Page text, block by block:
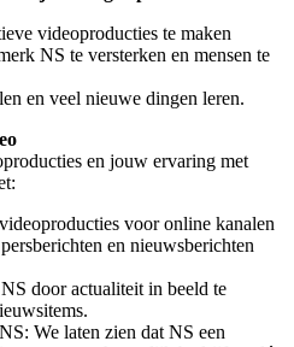
videoproducties te maken
NS te versterken en mensen te
en veel nieuwe dingen leren.
en jouw ervaring met
voor online kanalen
en nieuwsberichten
door actualiteit in beeld te
We laten zien dat NS een